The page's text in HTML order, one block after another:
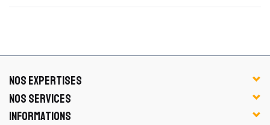
NOS EXPERTISES
NOS SERVICES
INFORMATIONS